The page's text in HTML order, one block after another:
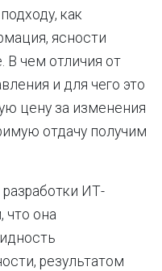
как
ясности
В чем отличия от
и для чего это
цену за изменения
отдачу получим
ИТ-
что она
результатом